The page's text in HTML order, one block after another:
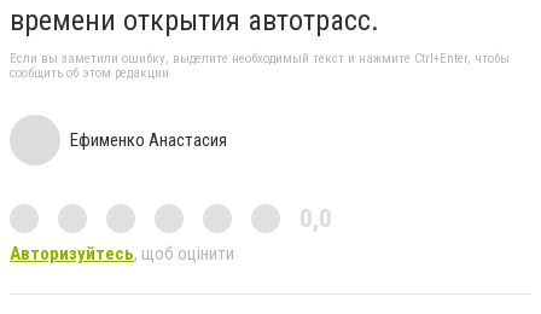
времени открытия автотрасс.
Если вы заметили ошибку, выделите необходимый текст и нажмите Ctrl+Enter, чтобы
сообщить об этом редакции
Ефименко Анастасия
0,0
Авторизуйтесь, щоб оцінити